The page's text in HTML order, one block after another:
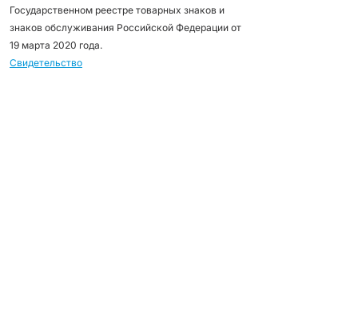
Государственном реестре товарных знаков и
знаков обслуживания Российской Федерации от
19 марта 2020 года.
Свидетельство